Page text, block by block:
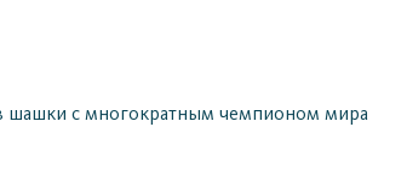
шашки с многократным чемпионом мира